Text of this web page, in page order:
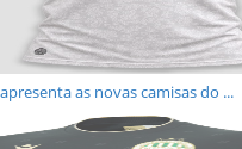
as novas camisas do ...